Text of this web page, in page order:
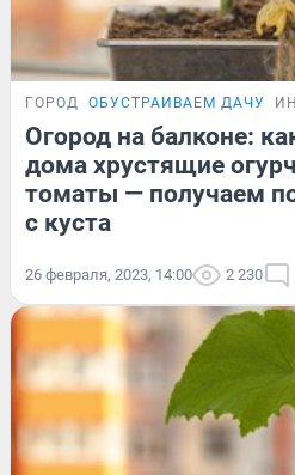
ГОРОД ОБУСТРАИВАЕМ ДАЧУ
Огород на балконе:
дома хрустящие
томаты — получаем
с куста
26 февраля, 2023, 14:00 2 230